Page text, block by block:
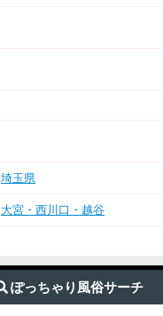
埼玉県
大宮・西川口・越谷
ぽっちゃり風俗サーチ